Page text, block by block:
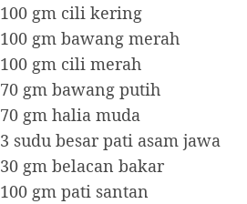
100 gm cili kering
100 gm bawang merah
100 gm cili merah
70 gm bawang putih
70 gm halia muda
3 sudu besar pati asam jawa
30 gm belacan bakar
100 gm pati santan